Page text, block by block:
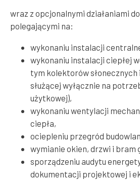
wraz z opcjonalnymi działaniami
polegającymi na:
wykonaniu instalacji
wykonaniu instalacji ciepłej
tym kolektorów słonecznych
służącej wyłącznie na
użytkowej),
wykonaniu wentylacji
ciepła,
ociepleniu przegród
wymianie okien, drzwi i bram
sporządzeniu audytu
dokumentacji projektowej i